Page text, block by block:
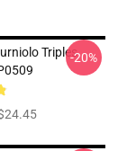
Triples-20%